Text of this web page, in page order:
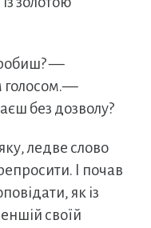
—
голосом.—
без дозволу?
ледве слово
І почав
як із
своїй